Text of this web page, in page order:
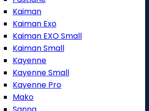
Kaiman
Kaiman Exo
Kaiman EXO Small
Kaiman Small
Kayenne
Kayenne Small
Kayenne Pro
Mako